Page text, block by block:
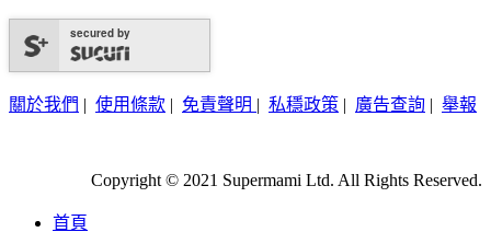
secured by
關於我們 | 使用條款 | 免責聲明 | 私穩政策 | 廣告查詢 | 舉報
Copyright © 2021 Supermami Ltd. All Rights Reserved.
首頁